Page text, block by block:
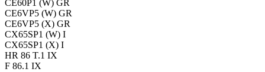
CE60P1 (W) GR
CE6VP5 (W) GR
CE6VP5 (X) GR
CX65SP1 (W) I
CX65SP1 (X) I
HR 86 T.1 IX
F 86.1 IX